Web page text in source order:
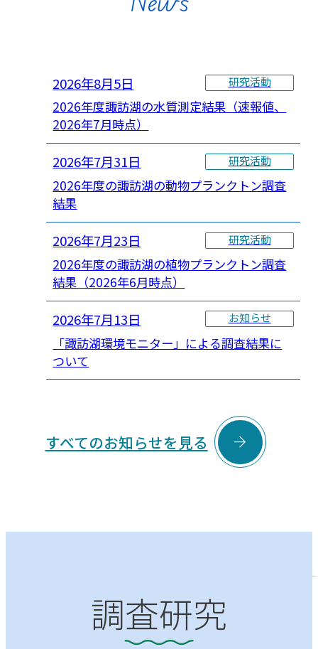
2026年8月5日 研究活動
2026年度諏訪湖の水質測定結果（速報値、
2026年7月時点）
2026年7月31日 研究活動
2026年度の諏訪湖の動物プランクトン調査
結果
2026年7月23日 研究活動
2026年度の諏訪湖の植物プランクトン調査
結果（2026年6月時点）
2026年7月13日 お知らせ
「諏訪湖環境モニター」による調査結果に
ついて
すべてのお知らせを見る 
調査研究